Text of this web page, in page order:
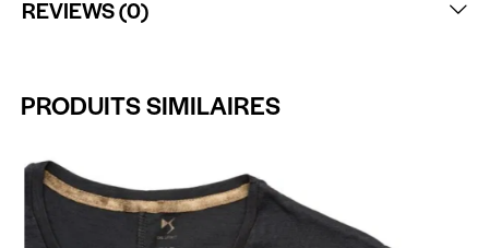
REVIEWS (0)
PRODUITS SIMILAIRES